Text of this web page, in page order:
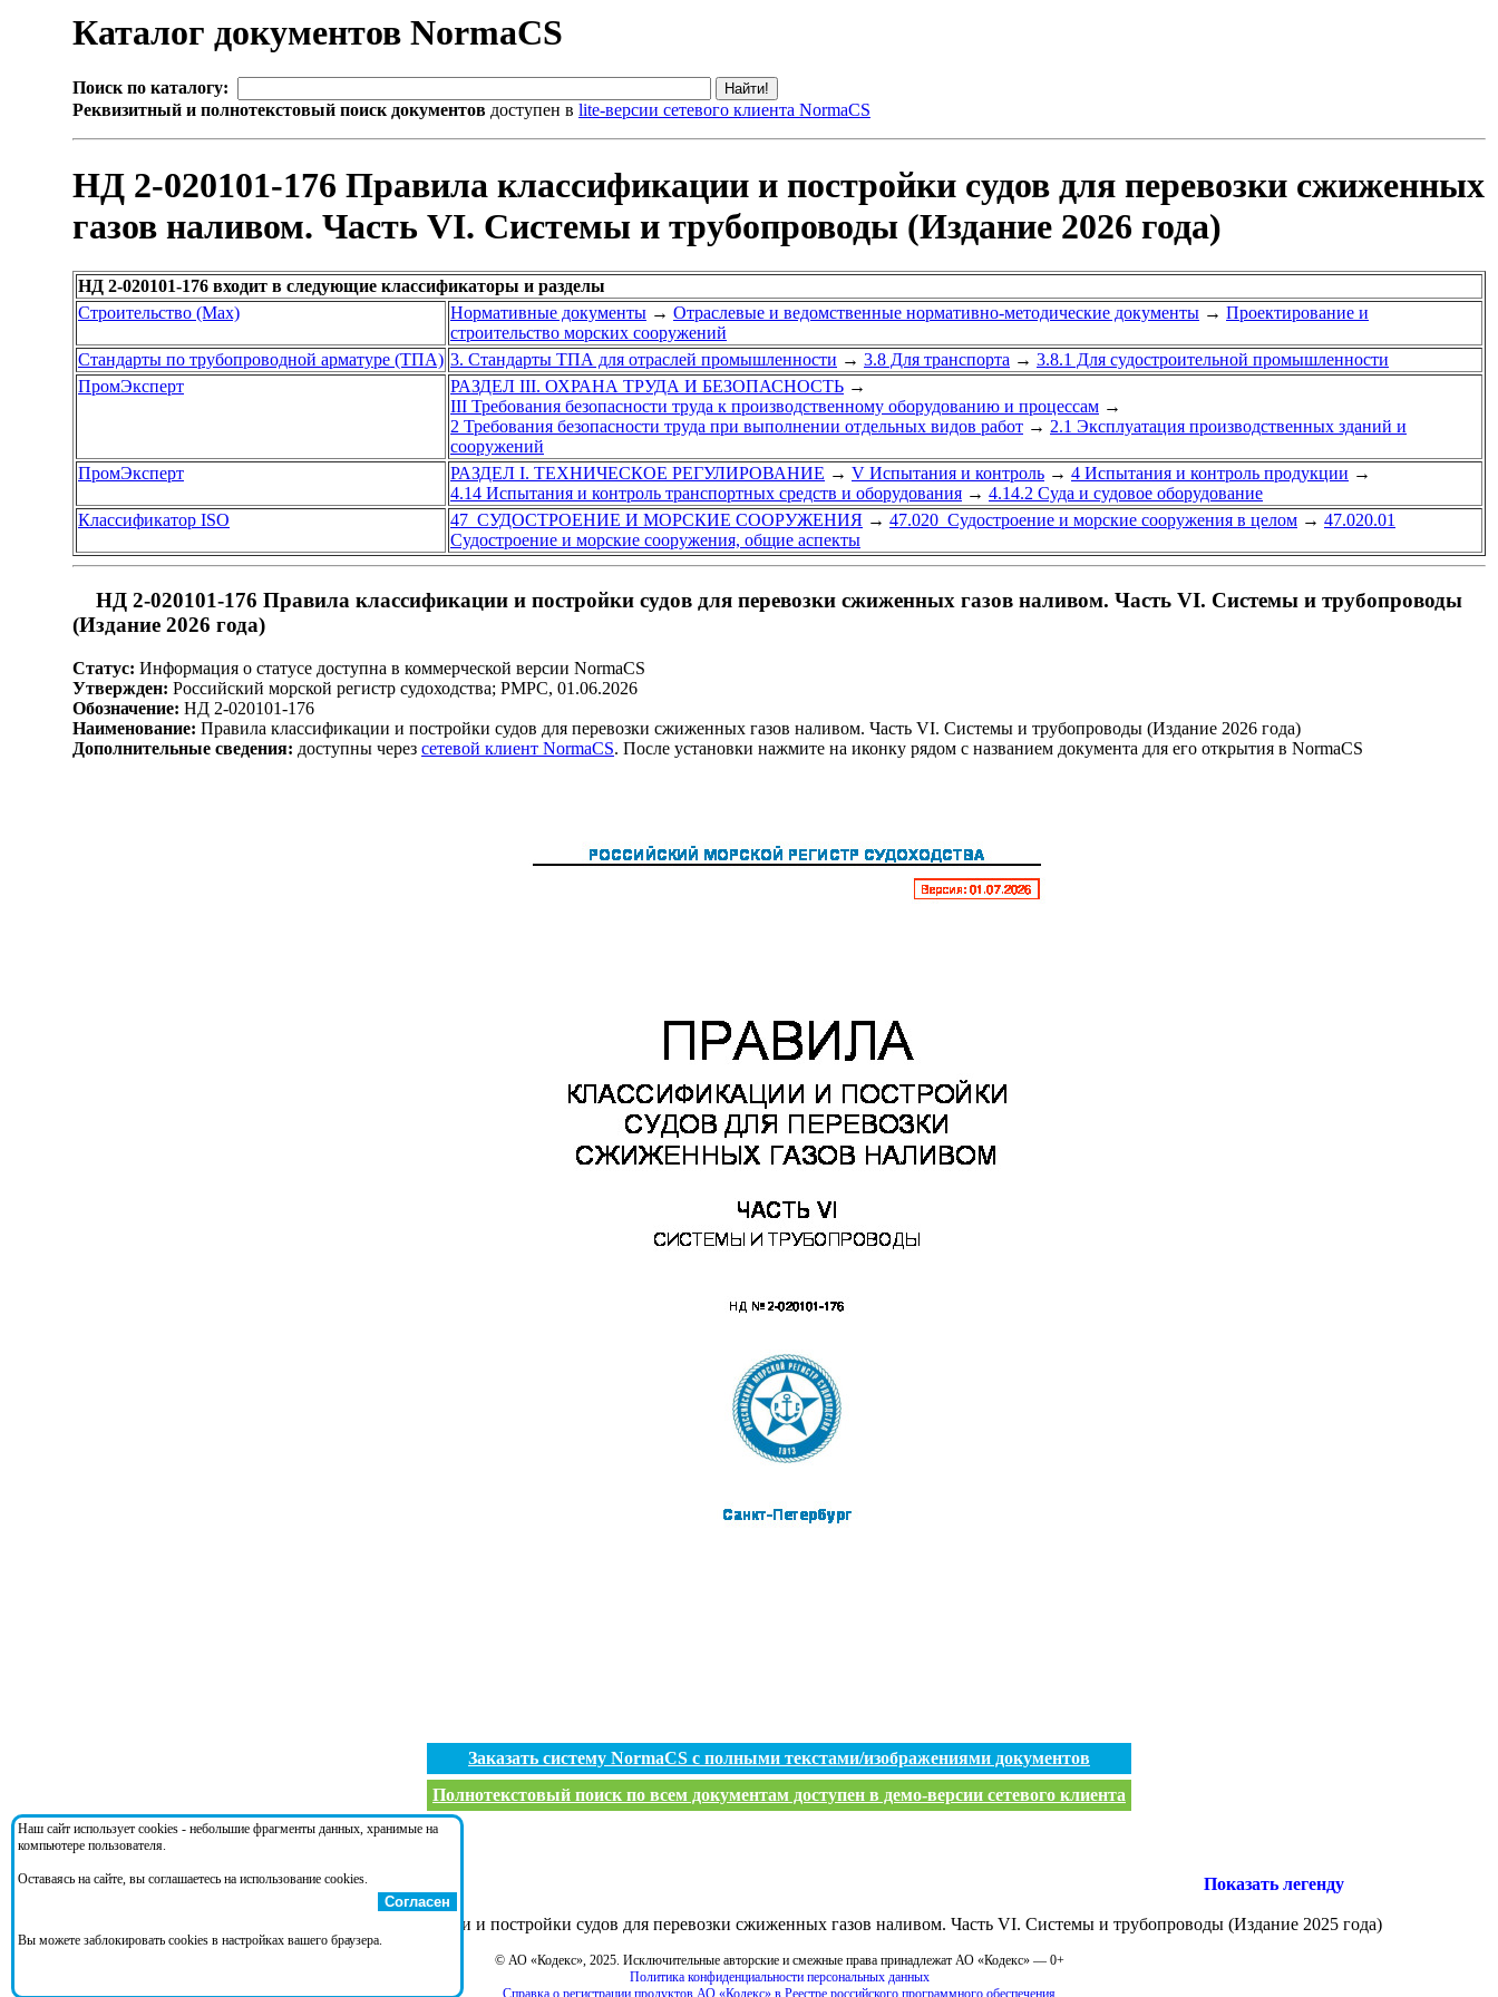
Каталог документов NormaCS
Поиск по каталогу:
Реквизитный и полнотекстовый поиск документов доступен в lite-версии сетевого клиента NormaCS
НД 2-020101-176 Правила классификации и постройки судов для перевозки сжиженных
газов наливом. Часть VI. Системы и трубопроводы (Издание 2026 года)
НД 2-020101-176 входит в следующие классификаторы и разделы
Строительство (Max)
Нормативные документы → Отраслевые и ведомственные нормативно-методические документы → Проектирование и
строительство морских сооружений
Стандарты по трубопроводной арматуре (ТПА) 3. Стандарты ТПА для отраслей промышленности → 3.8 Для транспорта → 3.8.1 Для судостроительной промышленности
ПромЭксперт
РАЗДЕЛ III. ОХРАНА ТРУДА И БЕЗОПАСНОСТЬ →
III Требования безопасности труда к производственному оборудованию и процессам →
2 Требования безопасности труда при выполнении отдельных видов работ → 2.1 Эксплуатация производственных зданий и
сооружений
ПромЭксперт
РАЗДЕЛ I. ТЕХНИЧЕСКОЕ РЕГУЛИРОВАНИЕ → V Испытания и контроль → 4 Испытания и контроль продукции →
4.14 Испытания и контроль транспортных средств и оборудования → 4.14.2 Суда и судовое оборудование
Классификатор ISO
47 СУДОСТРОЕНИЕ И МОРСКИЕ СООРУЖЕНИЯ → 47.020 Судостроение и морские сооружения в целом → 47.020.01
Судостроение и морские сооружения, общие аспекты
НД 2-020101-176 Правила классификации и постройки судов для перевозки сжиженных газов наливом. Часть VI. Системы и трубопроводы
(Издание 2026 года)
Статус: Информация о статусе доступна в коммерческой версии NormaCS
Утвержден: Российский морской регистр судоходства; РМРС, 01.06.2026
Обозначение: НД 2-020101-176
Наименование: Правила классификации и постройки судов для перевозки сжиженных газов наливом. Часть VI. Системы и трубопроводы (Издание 2026 года)
Дополнительные сведения: доступны через сетевой клиент NormaCS. После установки нажмите на иконку рядом с названием документа для его открытия в NormaCS
Заказать систему NormaCS с полными текстами/изображениями документов
Полнотекстовый поиск по всем документам доступен в демо-версии сетевого клиента
Взамен:
Показать легенду
- Правила классификации и постройки судов для перевозки сжиженных газов наливом. Часть VI. Системы и трубопроводы (Издание 2025 года)
© АО «Кодекс», 2025. Исключительные авторские и смежные права принадлежат АО «Кодекс» — 0+
Политика конфиденциальности персональных данных
Справка о регистрации продуктов АО «Кодекс» в Реестре российского программного обеспечения
Наш сайт использует cookies - небольшие фрагменты данных, хранимые на
компьютере пользователя.
Оставаясь на сайте, вы соглашаетесь на использование cookies.
Согласен
Вы можете заблокировать cookies в настройках вашего браузера.